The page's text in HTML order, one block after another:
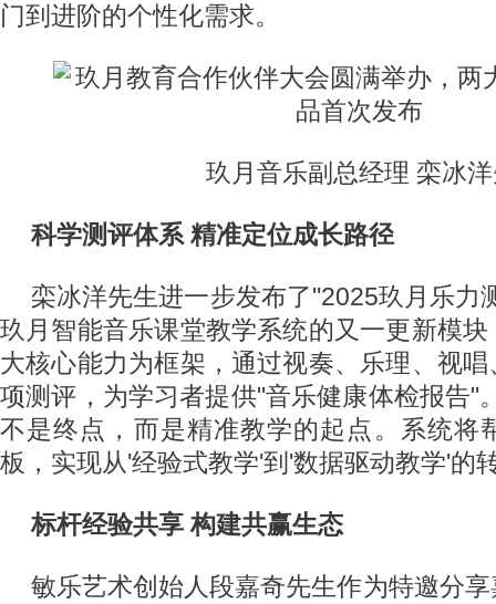
门到进阶的个性化需求。
玖月音乐副总经理 栾冰
科学测评体系 精准定位成长路径
栾冰洋先生进一步发布了"2025玖月乐力
玖月智能音乐课堂教学系统的又一更新模
大核心能力为框架，通过视奏、乐理、视
项测评，为学习者提供"音乐健康体检报告"
不是终点，而是精准教学的起点。系统将
板，实现从'经验式教学'到'数据驱动教学'的
标杆经验共享 构建共赢生态
敏乐艺术创始人段嘉奇先生作为特邀分